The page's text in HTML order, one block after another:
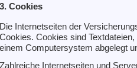
3. Cookies
Die Internetseiten der
Cookies. Cookies sind
einem Computersystem abgelegt
Zahlreiche Internetseiten und